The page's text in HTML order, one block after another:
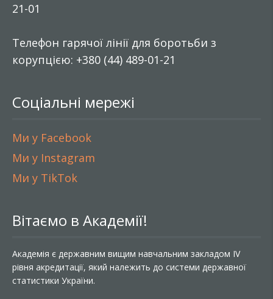
21-01
Телефон гарячої лінії для боротьби з
корупцією: +380 (44) 489-01-21
Соціальні мережі
Ми у Facebook
Ми у Instagram
Ми у TikTok
Вітаємо в Академії!
Академія є державним вищим навчальним закладом IV
рівня акредитації, який належить до системи державної
статистики України.